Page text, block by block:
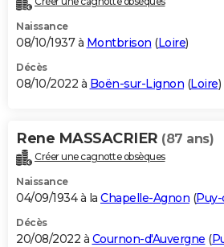
Naissance
08/10/1937 à Montbrison (Loire)
Décès
08/10/2022 à Boën-sur-Lignon (Loire)
Rene MASSACRIER (87 ans)
Créer une cagnotte obsèques
Naissance
04/09/1934 à la Chapelle-Agnon (
Décès
20/08/2022 à Cournon-d'Auvergne (